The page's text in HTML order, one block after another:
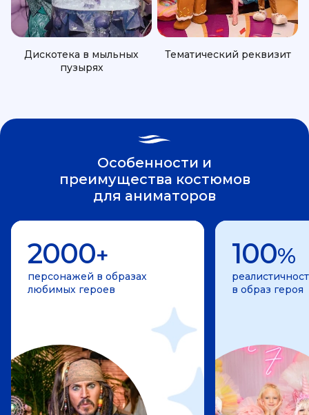
Дискотека в мыльных
пузырях
Тематический реквизит
Особенности и
преимущества костюмов
для аниматоров
2000+
персонажей в образах
любимых героев
100%
в образ героя